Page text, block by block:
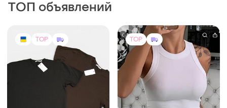
ТОП объявлений
TOP TOP